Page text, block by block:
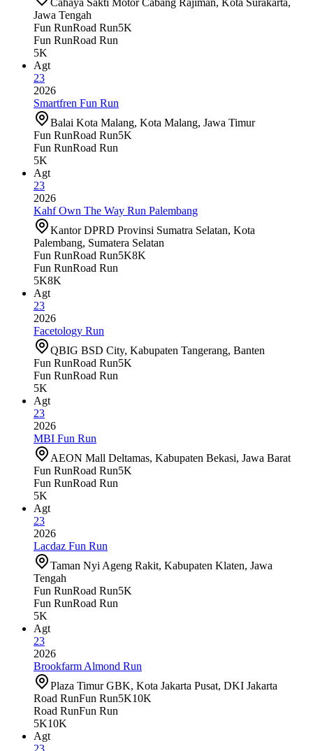
Jawa Tengah
Fun RunRoad Run5K
Fun RunRoad Run
5K
Agt
23
2026
Smartfren Fun Run
Balai Kota Malang, Kota Malang, Jawa Timur
Fun RunRoad Run5K
Fun RunRoad Run
5K
Agt
23
2026
Kahf Own The Way Run Palembang
Kantor DPRD Provinsi Sumatra Selatan, Kota
Palembang, Sumatera Selatan
Fun RunRoad Run5K8K
Fun RunRoad Run
5K8K
Agt
23
2026
Facetology Run
QBIG BSD City, Kabupaten Tangerang, Banten
Fun RunRoad Run5K
Fun RunRoad Run
5K
Agt
23
2026
MBI Fun Run
AEON Mall Deltamas, Kabupaten Bekasi, Jawa Barat
Fun RunRoad Run5K
Fun RunRoad Run
5K
Agt
23
2026
Lacdaz Fun Run
Taman Nyi Ageng Rakit, Kabupaten Klaten, Jawa
Tengah
Fun RunRoad Run5K
Fun RunRoad Run
5K
Agt
23
2026
Brookfarm Almond Run
Plaza Timur GBK, Kota Jakarta Pusat, DKI Jakarta
Road RunFun Run5K10K
Road RunFun Run
5K10K
Agt
23